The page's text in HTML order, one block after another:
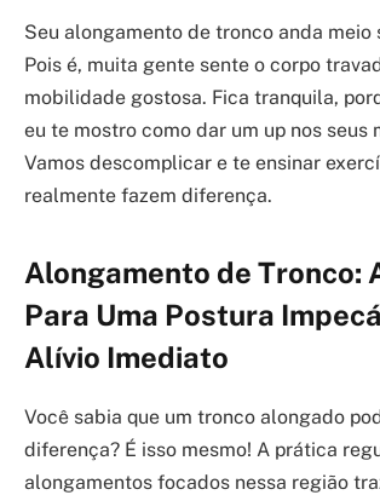
Seu alongamento de tronco anda meio
Pois é, muita gente sente o corpo
mobilidade gostosa. Fica tranquila,
eu te mostro como dar um up nos seus
Vamos descomplicar e te ensinar
realmente fazem diferença.
Alongamento de Tronco:
Para Uma Postura
Alívio Imediato
Você sabia que um tronco alongado
diferença? É isso mesmo! A prática
alongamentos focados nessa região